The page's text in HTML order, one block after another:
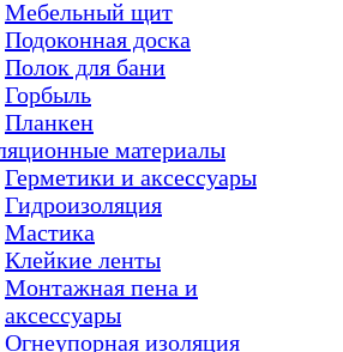
Мебельный щит
Подоконная доска
Полок для бани
Горбыль
Планкен
материалы
Герметики и аксессуары
Гидроизоляция
Мастика
Клейкие ленты
Монтажная пена и
аксессуары
Огнеупорная изоляция